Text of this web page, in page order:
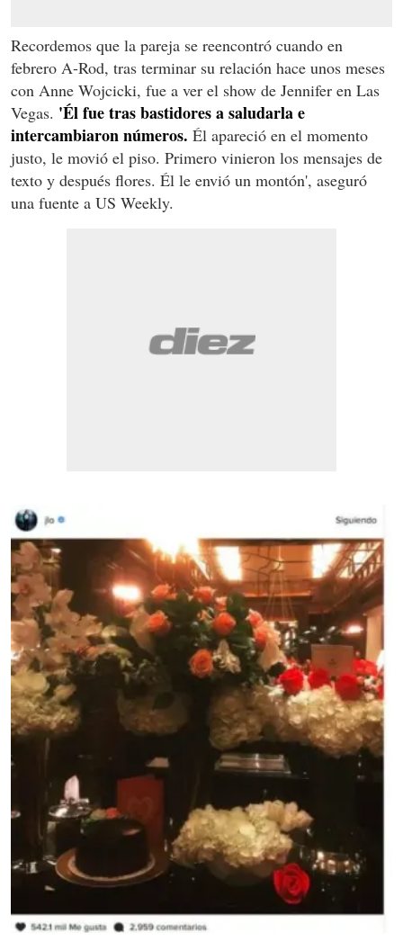
Recordemos que la pareja se reencontró cuando en
febrero A-Rod, tras terminar su relación hace unos meses
con Anne Wojcicki, fue a ver el show de Jennifer en Las
Vegas. 'Él fue tras bastidores a saludarla e
intercambiaron números. Él apareció en el momento
justo, le movió el piso. Primero vinieron los mensajes de
texto y después flores. Él le envió un montón', aseguró
una fuente a US Weekly.